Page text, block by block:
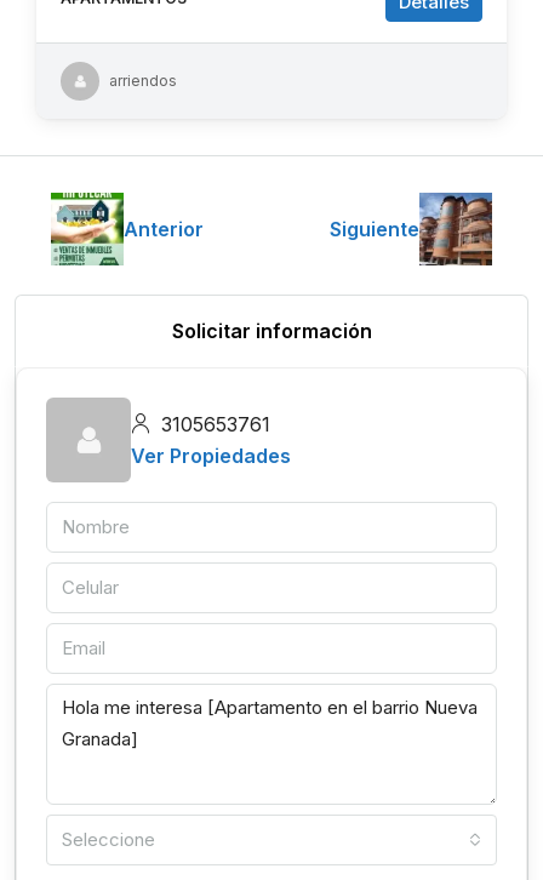
arriendos
Anterior Siguiente
Solicitar información
3105653761
Ver Propiedades
Seleccione